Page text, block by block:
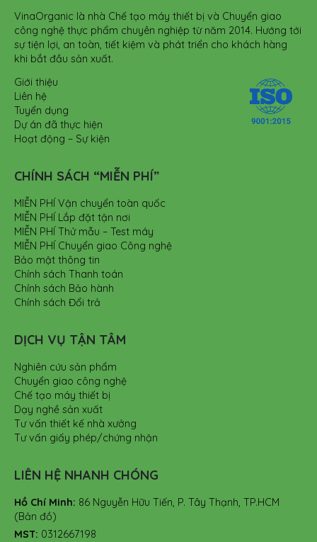
VinaOrganic là nhà Chế tạo máy thiết bị và Chuyển giao
công nghệ thực phẩm chuyên nghiệp từ năm 2014. Hướng tới
sự tiện lợi, an toàn, tiết kiệm và phát triển cho khách hàng
khi bắt đầu sản xuất.
Giới thiệu
Liên hệ
Tuyển dụng
Dự án đã thực hiện
Hoạt động – Sự kiện
CHÍNH SÁCH “MIỄN PHÍ”
MIỄN PHÍ Vận chuyển toàn quốc
MIỄN PHÍ Lắp đặt tận nơi
MIỄN PHÍ Thử mẫu – Test máy
MIỄN PHÍ Chuyển giao Công nghệ
Bảo mật thông tin
Chính sách Thanh toán
Chính sách Bảo hành
Chính sách Đổi trả
DỊCH VỤ TẬN TÂM
Nghiên cứu sản phẩm
Chuyển giao công nghệ
Chế tạo máy thiết bị
Dạy nghề sản xuất
Tư vấn thiết kế nhà xưởng
Tư vấn giấy phép/chứng nhận
LIÊN HỆ NHANH CHÓNG
Hồ Chí Minh: 86 Nguyễn Hữu Tiến, P. Tây Thạnh, TP.HCM
(Bản đồ)
MST: 0312667198